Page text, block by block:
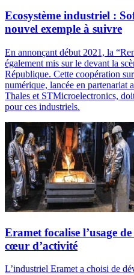
Ecosystème industriel :
nouvel exemple à suivre
En annonçant début 2021, la
également mis sur le devant la
République. Cette coopération
numérique, lancée en partenariat
Thales et STMicroelectronics,
pour ces industriels.
Eramet focalise l’usage
cœur d’activité
L’industriel Eramet a choisi de